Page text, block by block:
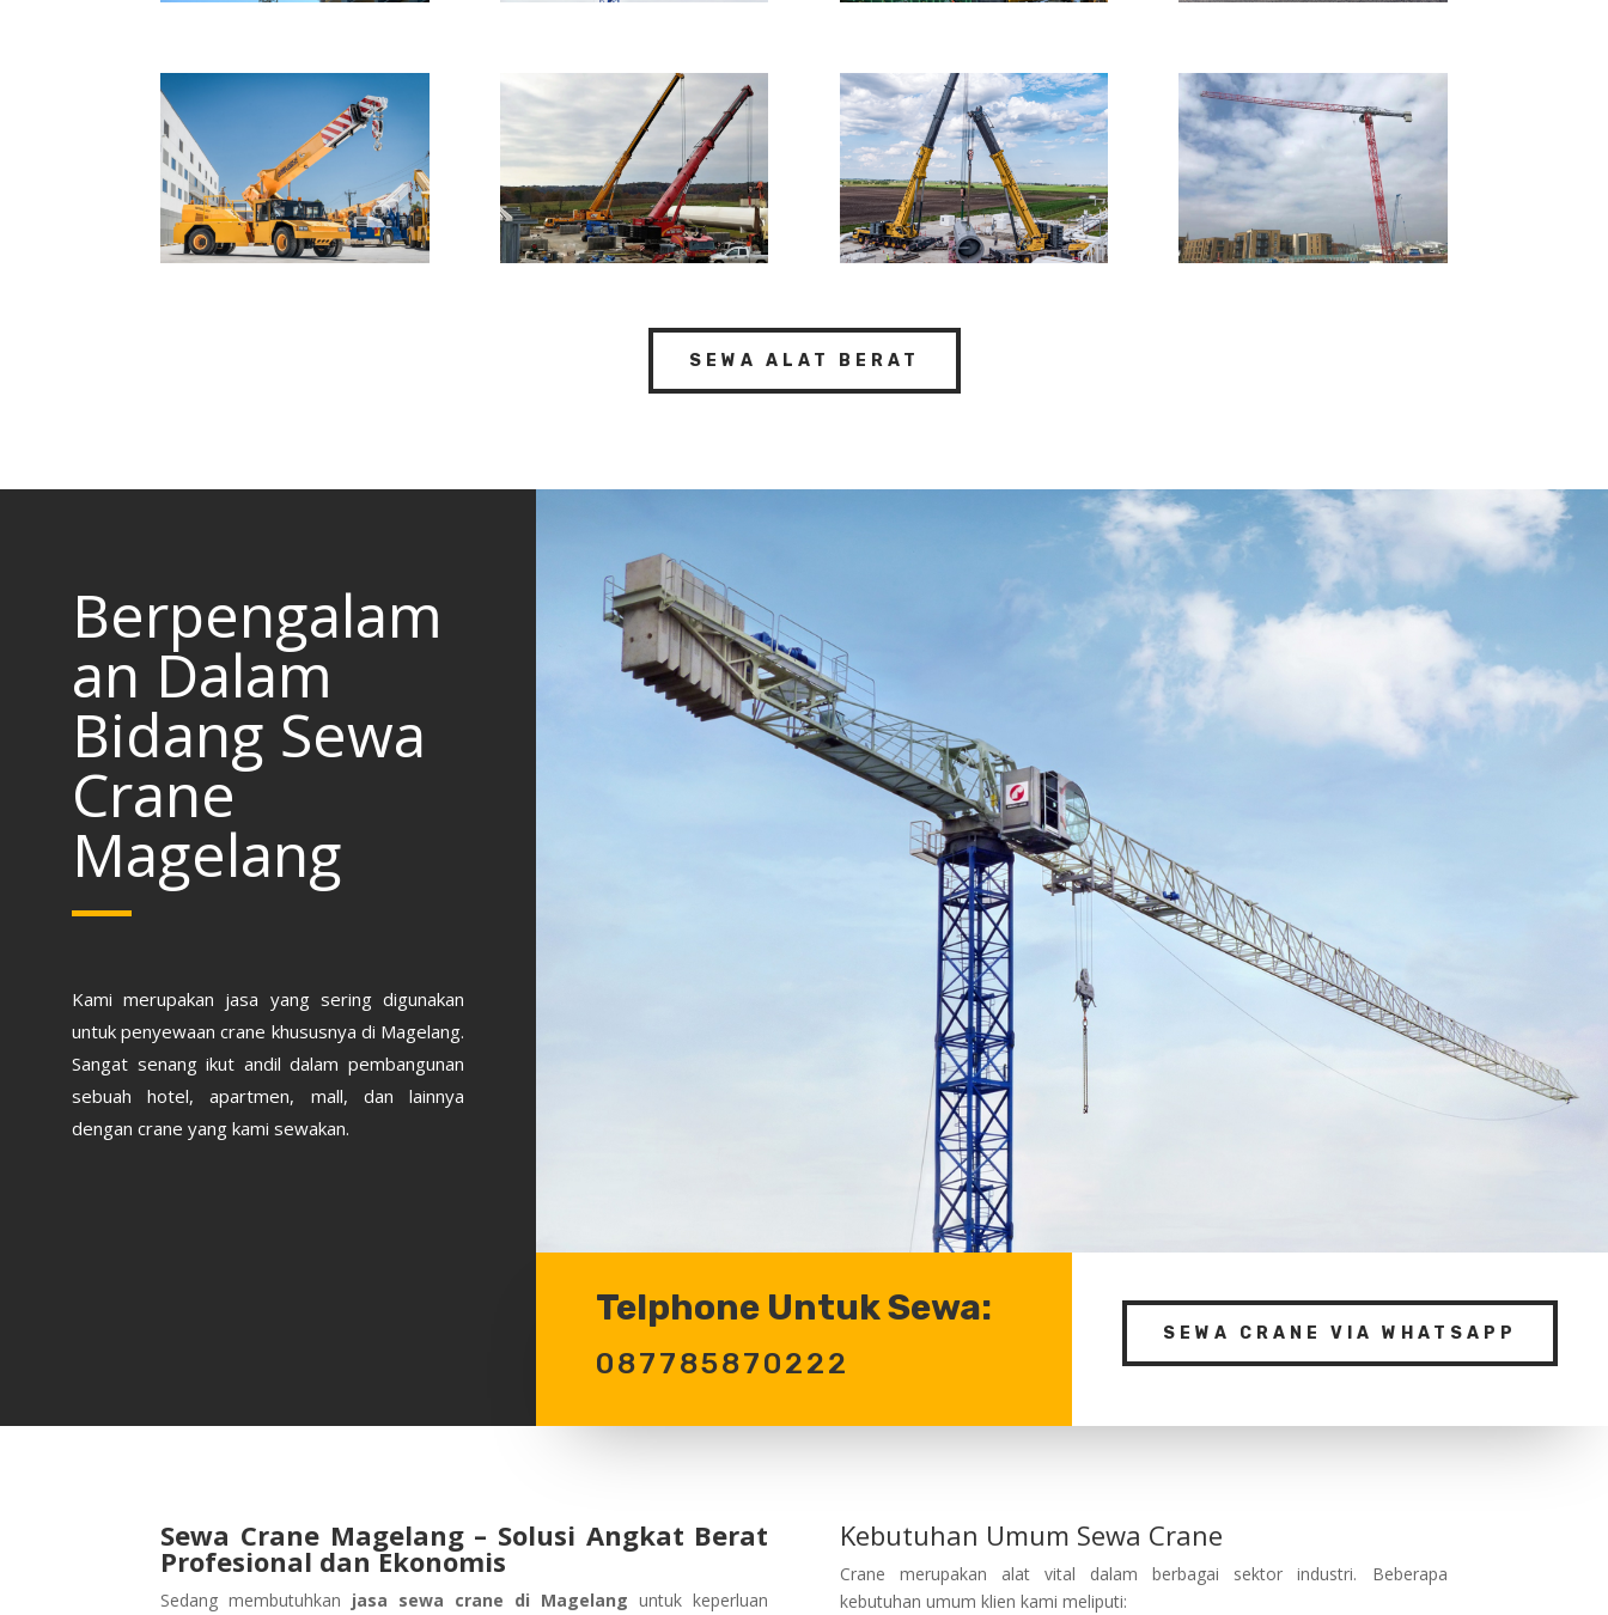
SEWA ALAT BERAT
Berpengalam
an Dalam
Bidang Sewa
Crane
Magelang
Kami merupakan jasa yang sering digunakan
untuk penyewaan crane khususnya di Magelang.
Sangat senang ikut andil dalam pembangunan
sebuah hotel, apartmen, mall, dan lainnya
dengan crane yang kami sewakan.
Telphone Untuk Sewa:
087785870222
SEWA CRANE VIA WHATSAPP
Sewa Crane Magelang – Solusi Angkat Berat
Profesional dan Ekonomis
Sedang membutuhkan jasa sewa crane di Magelang untuk keperluan
Kebutuhan Umum Sewa Crane
Crane merupakan alat vital dalam berbagai sektor industri. Beberapa
kebutuhan umum klien kami meliputi: